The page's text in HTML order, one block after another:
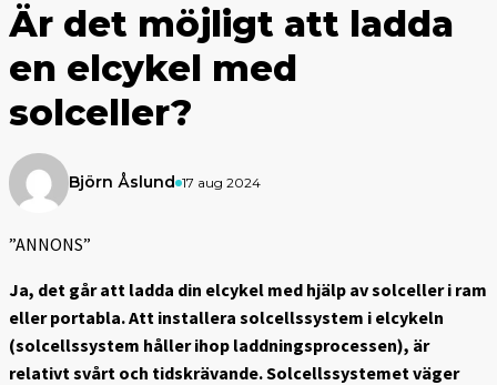
Är det möjligt att ladda
en elcykel med
solceller?
Björn Åslund 17 aug 2024
”ANNONS”
Ja, det går att ladda din elcykel med hjälp av solceller i ram
eller portabla. Att installera solcellssystem i elcykeln
(solcellssystem håller ihop laddningsprocessen), är
relativt svårt och tidskrävande. Solcellssystemet väger